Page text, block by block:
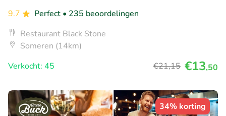
9.7
Perfect • 235 beoordelingen
Restaurant Black Stone
Someren (14km)
Verkocht: 45
€21,15 €13,50
34% korting